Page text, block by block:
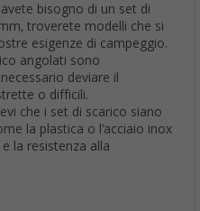
bisogno di un set di
troverete modelli che si
esigenze di campeggio.
angolati sono
deviare il
o difficili.
che i set di scarico siano
la plastica o l'acciaio inox
la resistenza alla